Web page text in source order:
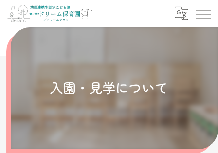
入園・見学について